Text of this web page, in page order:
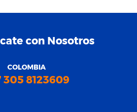
con Nosotros
COLOMBIA
305 8123609